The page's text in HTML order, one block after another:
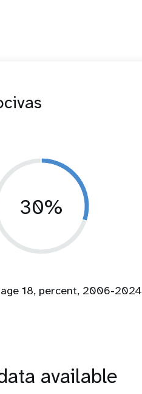
30%
18, percent, 2006-2024
available